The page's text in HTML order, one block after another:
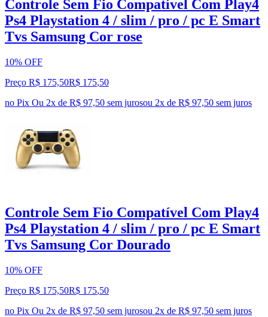
Controle Sem Fio Compatível Com Play4
Ps4 Playstation 4 / slim / pro / pc E Smart
Tvs Samsung Cor rose
10% OFF
Preço R$ 175,50R$ 175,50
no Pix Ou 2x de R$ 97,50 sem jurosou 2x de R$ 97,50 sem juros
Controle Sem Fio Compatível Com Play4
Ps4 Playstation 4 / slim / pro / pc E Smart
Tvs Samsung Cor Dourado
10% OFF
Preço R$ 175,50R$ 175,50
no Pix Ou 2x de R$ 97,50 sem jurosou 2x de R$ 97,50 sem juros